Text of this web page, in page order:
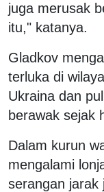
juga merusak
itu," katanya.
Gladkov
terluka di
Ukraina dan
berawak sejak
Dalam kurun
mengalami
serangan jarak